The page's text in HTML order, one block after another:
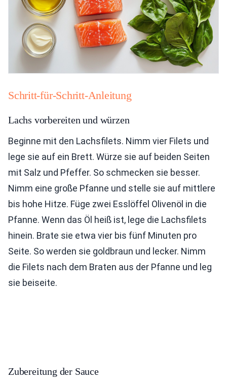
Schritt-für-Schritt-Anleitung
Lachs vorbereiten und würzen
Beginne mit den Lachsfilets. Nimm vier Filets und
lege sie auf ein Brett. Würze sie auf beiden Seiten
mit Salz und Pfeffer. So schmecken sie besser.
Nimm eine große Pfanne und stelle sie auf mittlere
bis hohe Hitze. Füge zwei Esslöffel Olivenöl in die
Pfanne. Wenn das Öl heiß ist, lege die Lachsfilets
hinein. Brate sie etwa vier bis fünf Minuten pro
Seite. So werden sie goldbraun und lecker. Nimm
die Filets nach dem Braten aus der Pfanne und leg
sie beiseite.
Zubereitung der Sauce